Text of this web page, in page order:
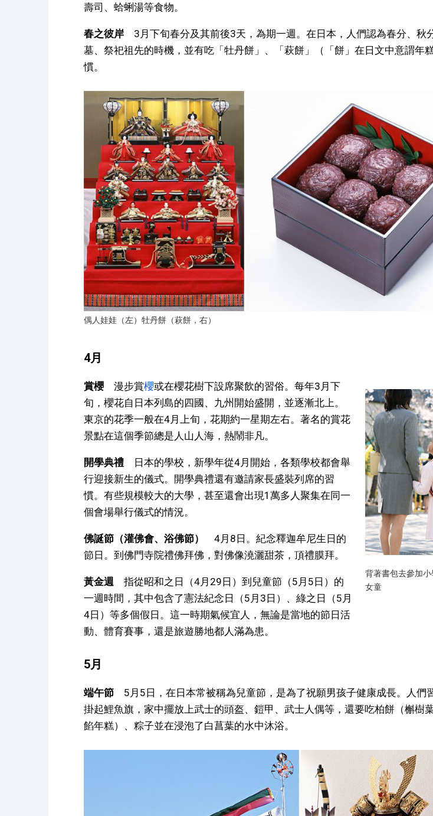
壽司、蛤蜊湯等食物。
春之彼岸3月下旬春分及其前後3天，為期一週。在日本，人們認為春分、秋
墓、祭祀祖先的時機，並有吃「牡丹餅」、「萩餅」（「餅」在日文中意謂年
慣。
偶人娃娃（左）牡丹餅（萩餅，右）
4月
背著書包去參加
女童
賞櫻漫步賞櫻或在櫻花樹下設席聚飲的習俗。每年3月下
旬，櫻花自日本列島的四國、九州開始盛開，並逐漸北上。
東京的花季一般在4月上旬，花期約一星期左右。著名的賞花
景點在這個季節總是人山人海，熱鬧非凡。
開學典禮日本的學校，新學年從4月開始，各類學校都會舉
行迎接新生的儀式。開學典禮還有邀請家長盛裝列席的習
慣。有些規模較大的大學，甚至還會出現1萬多人聚集在同一
個會場舉行儀式的情況。
佛誕節（灌佛會、浴佛節）
4月8日。紀念釋迦牟尼生日的
節日。到佛門寺院禮佛拜佛，對佛像澆灑甜茶，頂禮膜拜。
黃金週 指從昭和之日（4月29日）到兒童節（5月5日）的
一週時間，其中包含了憲法紀念日（5月3日）、綠之日（5月
4日）等多個假日。這一時期氣候宜人，無論是當地的節日活
動、體育賽事，還是旅遊勝地都人滿為患。
5月
端午節5月5日，在日本常被稱為兒童節，是為了祝願男孩子健康成長。人們
掛起鯉魚旗，家中擺放上武士的頭盔、鎧甲、武士人偶等，還要吃柏餅（槲樹
餡年糕）、粽子並在浸泡了白菖葉的水中沐浴。